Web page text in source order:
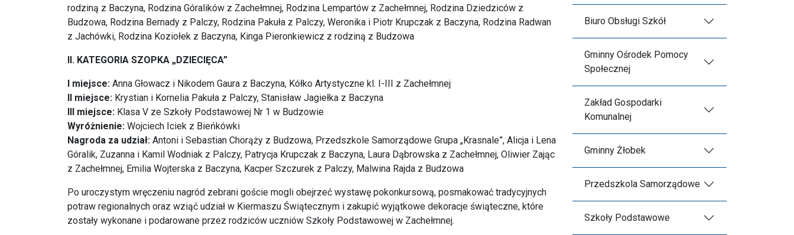
rodziną z Baczyna, Rodzina Góralików z Zachełmnej, Rodzina Lempartów z Zachełmnej, Rodzina Dziedziców z
Budzowa, Rodzina Bernady z Palczy, Rodzina Pakuła z Palczy, Weronika i Piotr Krupczak z Baczyna, Rodzina Radwan
z Jachówki, Rodzina Koziołek z Baczyna, Kinga Pieronkiewicz z rodziną z Budzowa
II. KATEGORIA SZOPKA „DZIECIĘCA”
I miejsce: Anna Głowacz i Nikodem Gaura z Baczyna, Kółko Artystyczne kl. I-III z Zachełmnej
II miejsce: Krystian i Kornelia Pakuła z Palczy, Stanisław Jagiełka z Baczyna
III miejsce: Klasa V ze Szkoły Podstawowej Nr 1 w Budzowie
Wyróżnienie: Wojciech Iciek z Bieńkówki
Nagroda za udział: Antoni i Sebastian Chorąży z Budzowa, Przedszkole Samorządowe Grupa „Krasnale”, Alicja i Lena
Góralik, Zuzanna i Kamil Wodniak z Palczy, Patrycja Krupczak z Baczyna, Laura Dąbrowska z Zachełmnej, Oliwier Zając
z Zachełmnej, Emilia Wojterska z Baczyna, Kacper Szczurek z Palczy, Malwina Rajda z Budzowa
Po uroczystym wręczeniu nagród zebrani goście mogli obejrzeć wystawę pokonkursową, posmakować tradycyjnych
potraw regionalnych oraz wziąć udział w Kiermaszu Świątecznym i zakupić wyjątkowe dekoracje świąteczne, które
zostały wykonane i podarowane przez rodziców uczniów Szkoły Podstawowej w Zachełmnej.
Biuro Obsługi Szkół
Gminny Ośrodek Pomocy
Społecznej
Zakład Gospodarki
Komunalnej
Gminny Żłobek
Przedszkola Samorządowe
Szkoły Podstawowe